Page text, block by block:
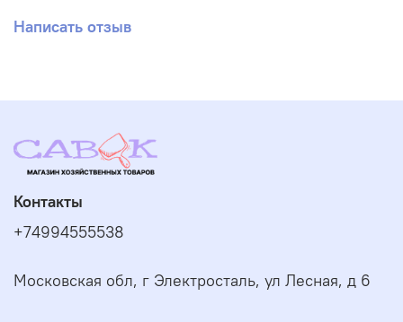
Написать отзыв
Контакты
+74994555538
Московская обл, г Электросталь, ул Лесная, д 6